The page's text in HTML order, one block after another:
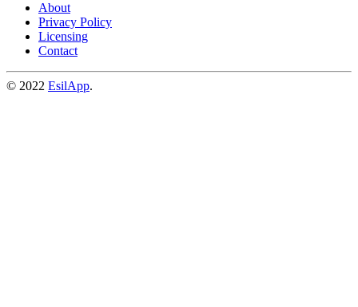
About
Privacy Policy
Licensing
Contact
© 2022 EsilApp.